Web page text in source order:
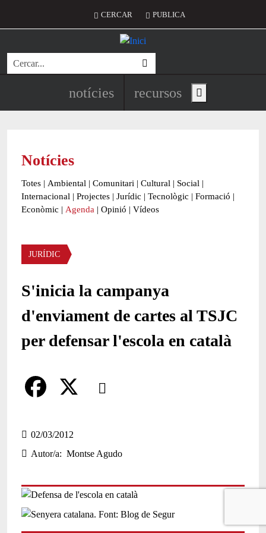
Menú del compte d'usuari
CERCAR PUBLICA
Cerca
Navegació principal de
notícies recursos Show main menu
Notícies
Totes | Ambiental | Comunitari | Cultural | Social |
Internacional | Projectes | Jurídic | Tecnològic | Formació |
Econòmic | Agenda | Opinió | Vídeos
Àmbit de la notícia
JURÍDIC
S'inicia la campanya
d'enviament de cartes al TSJC
per defensar l'escola en català
Comparteix
a
c
b
o
02/03/2012
Autor/a
Montse Agudo